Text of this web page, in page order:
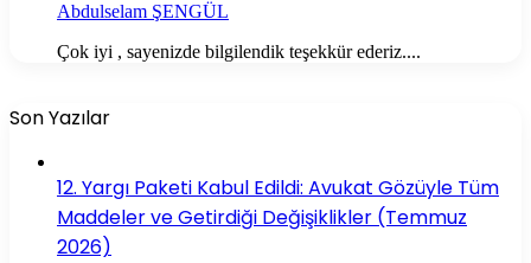
Abdulselam ŞENGÜL
Çok iyi , sayenizde bilgilendik teşekkür ederiz....
Son Yazılar
12. Yargı Paketi Kabul Edildi: Avukat Gözüyle Tüm
Maddeler ve Getirdiği Değişiklikler (Temmuz
2026)